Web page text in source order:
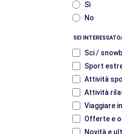
Sì
No
SEI
Sci /
Sport
Attività
Attività
Viaggiare
Offerte e
Novità e